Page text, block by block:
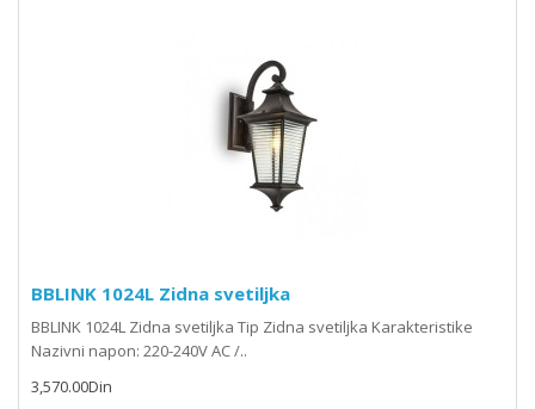
BBLINK 1024L Zidna svetiljka
BBLINK 1024L Zidna svetiljka Tip Zidna svetiljka Karakteristike
Nazivni napon: 220-240V AC /..
3,570.00Din